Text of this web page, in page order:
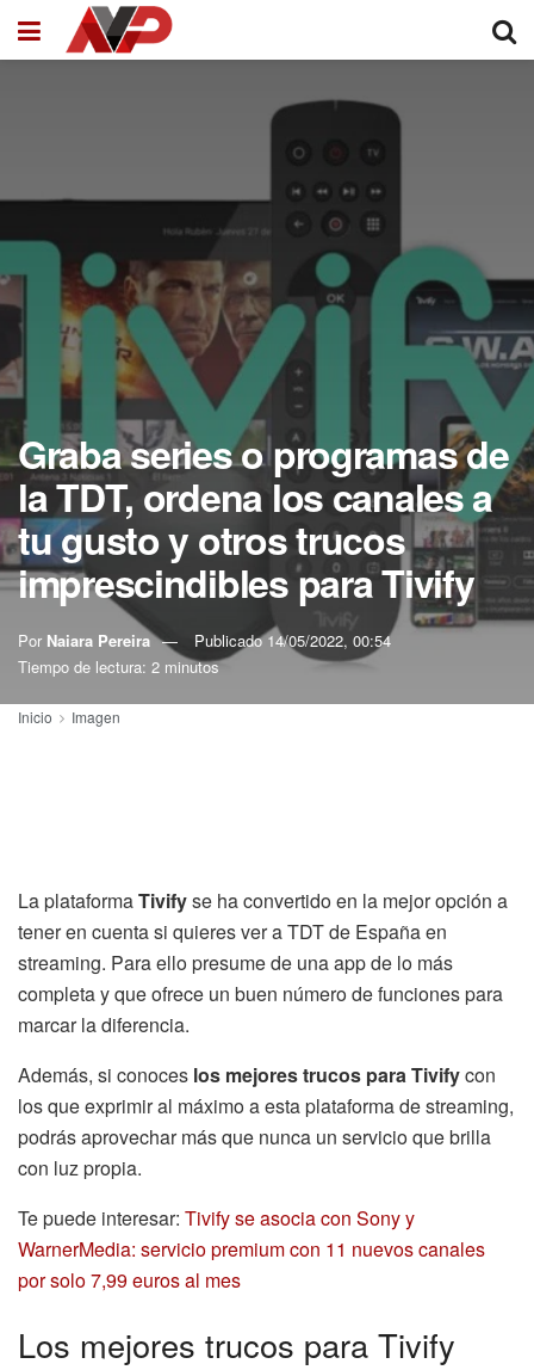
Graba series o programas de
la TDT, ordena los canales a
tu gusto y otros trucos
imprescindibles para Tivify
Por Naiara Pereira Publicado14/05/2022, 00:54
Tiempo de lectura: 2 minutos
Inicio Imagen
La plataformaTivifyse ha convertido en la mejor opción a
tener en cuenta si quieres ver a TDT de España en
streaming. Para ello presume de una app de lo más
completa y que ofrece un buen número de funciones para
marcar la diferencia.
Además, si conoces los mejores trucos para Tivifycon
los que exprimir al máximo a esta plataforma de streaming,
podrás aprovechar más que nunca un servicio que brilla
con luz propia.
Te puede interesar: Tivify se asocia con Sony y
WarnerMedia: servicio premium con 11 nuevos canales
por solo 7,99 euros al mes
Los mejores trucos para Tivify